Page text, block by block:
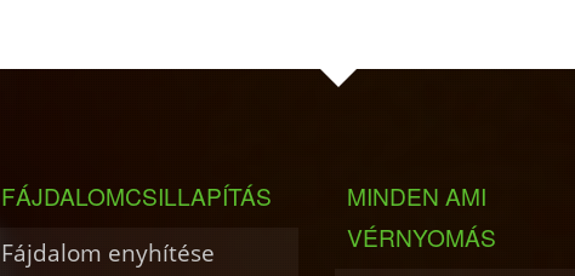
FÁJDALOMCSILLAPÍTÁS
Fájdalom enyhítése
MINDEN AMI
VÉRNYOMÁS